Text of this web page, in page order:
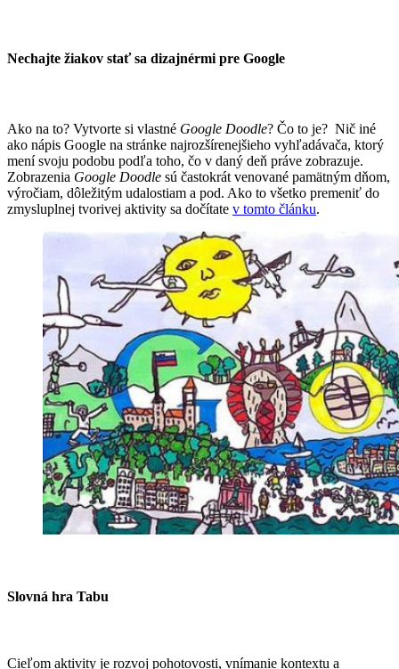
Nechajte žiakov stať sa dizajnérmi pre Google
Ako na to? Vytvorte si vlastné Google Doodle? Čo to je? Nič iné
ako nápis Google na stránke najrozšírenejšieho vyhľadávača, ktorý
mení svoju podobu podľa toho, čo v daný deň práve zobrazuje.
Zobrazenia Google Doodle sú častokrát venované pamätným dňom,
výročiam, dôležitým udalostiam a pod. Ako to všetko premeniť do
zmysluplnej tvorivej aktivity sa dočítate v tomto článku.
Slovná hra Tabu
Cieľom aktivity je rozvoj pohotovosti, vnímanie kontextu a